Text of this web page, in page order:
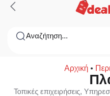
Αναζήτηση...
Αρχική •
Τοπικές επιχειρήσεις,